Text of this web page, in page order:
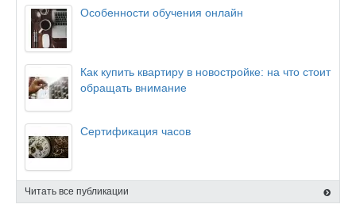
Особенности обучения онлайн
Как купить квартиру в новостройке: на что стоит
обращать внимание
Сертификация часов
Читать все публикации